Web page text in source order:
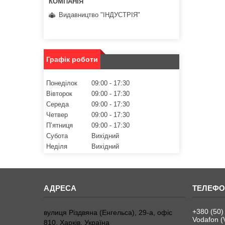
Видавництво "ІНДУСТРІЯ"
Графік роботи
Понеділок 09:00
17:30
Вівторок
09:00
17:30
Середа
09:00
17:30
Четвер
09:00
17:30
Пʼятниця
09:00
17:30
Субота
Вихідний
Неділя
Вихідний
вулиця Різдвяна (Енгельса), 29-а, офіс
810, Харків, Україна
+380
Vodafon